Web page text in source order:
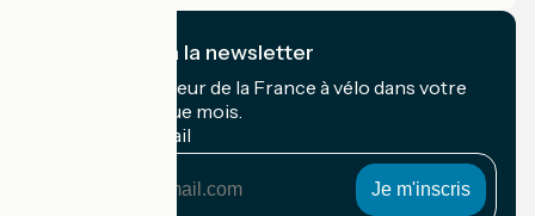
Je m'abonne à la newsletter
Recevez le meilleur de la France à vélo dans votre
boîte mail chaque mois.
Mon adresse mail